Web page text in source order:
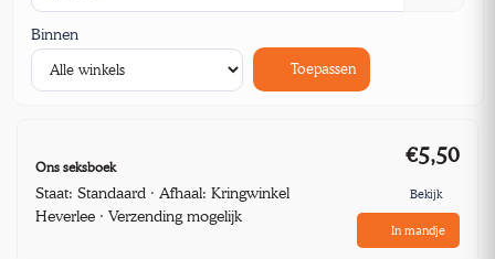
Binnen
Toepassen
Ons seksboek
Staat: Standaard · Afhaal: Kringwinkel
Heverlee · Verzending mogelijk
€5,50
Bekijk
In mandje